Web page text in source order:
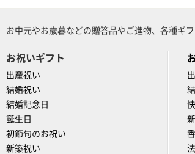
お中元やお歳暮などの贈答品やご進物、各種ギ
お祝いギフト
出産祝い
結婚祝い
結婚記念日
誕生日
初節句のお祝い
新築祝い